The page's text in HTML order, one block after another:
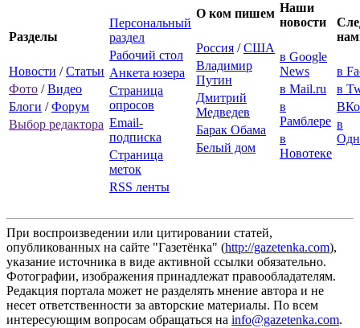
Разделы
Новости /Статьи
Фото /Видео
Блоги /Форум
Выбор редактора
Персональный
раздел
Рабочий стол
Анкета юзера
Страница
опросов
Email-
подписка
Страница
меток
RSS ленты
О ком пишем
Россия /США
Владимир
Путин
Дмитрий
Медведев
Барак Обама
Белый дом
Наши
новости
в Google
News
в Mail.ru
в
Рамблере
в
Новотеке
в
в
в
При воспроизведении или цитировании статей,
опубликованных на сайте "Газетёнка" (http://gazetenka.com),
указание источника в виде активной ссылки обязательно.
Фотографии, изображения принадлежат правообладателям.
Редакция портала может не разделять мнение автора и не
несет ответственности за авторские материалы. По всем
интересующим вопросам обращаться на info@gazetenka.com.